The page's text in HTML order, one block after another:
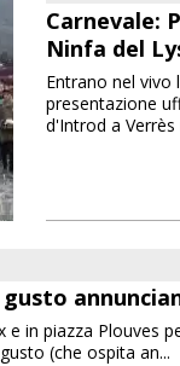
Carnevale:
Ninfa del
Entrano nel vivo
presentazione
d'Introd a
in piazza Plouves
(che ospita an...